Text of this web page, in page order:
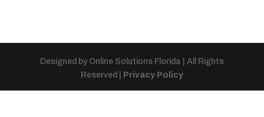
Designed by Online Solutions Florida | All Rights
Reserved |
Privacy Policy